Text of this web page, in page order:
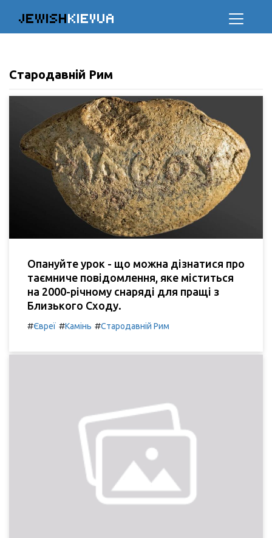
JEWISHKIEVUA
Стародавній Рим
Опануйте урок - що можна дізнатися про
таємниче повідомлення, яке міститься
на 2000-річному снаряді для пращі з
Близького Сходу.
#Євреї #Камінь #Стародавній Рим